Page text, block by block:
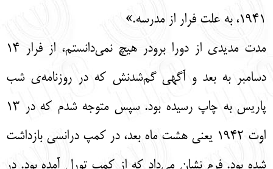
1941، به علت فرار از مدرسه.»
مدت مدیدی از دورا برودر هیچ نمی‌دانستم، از فرار 14
دسامبر به بعد و آگهی گم‌شدنش که در روزنامه‌ی شب
پاریس به چاپ رسیده بود. سپس متوجه شدم که در 13
اوت 1942 یعنی هشت ماه بعد، در کمپ درانسی بازداشت
شده بود. فرم نشان می‌داد که از کمپ تورل آمده بود. در